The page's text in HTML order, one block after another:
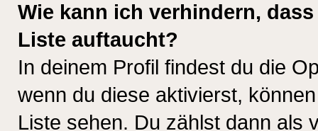
Wie kann ich verhindern,
Liste auftaucht?
In deinem Profil findest du die
wenn du diese aktivierst,
Liste sehen. Du zählst dann als